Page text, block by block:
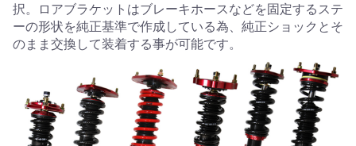
択。ロアブラケットはブレーキホースなどを固定するステ
ーの形状を純正基準で作成している為、純正ショックとそ
のまま交換して装着する事が可能です。